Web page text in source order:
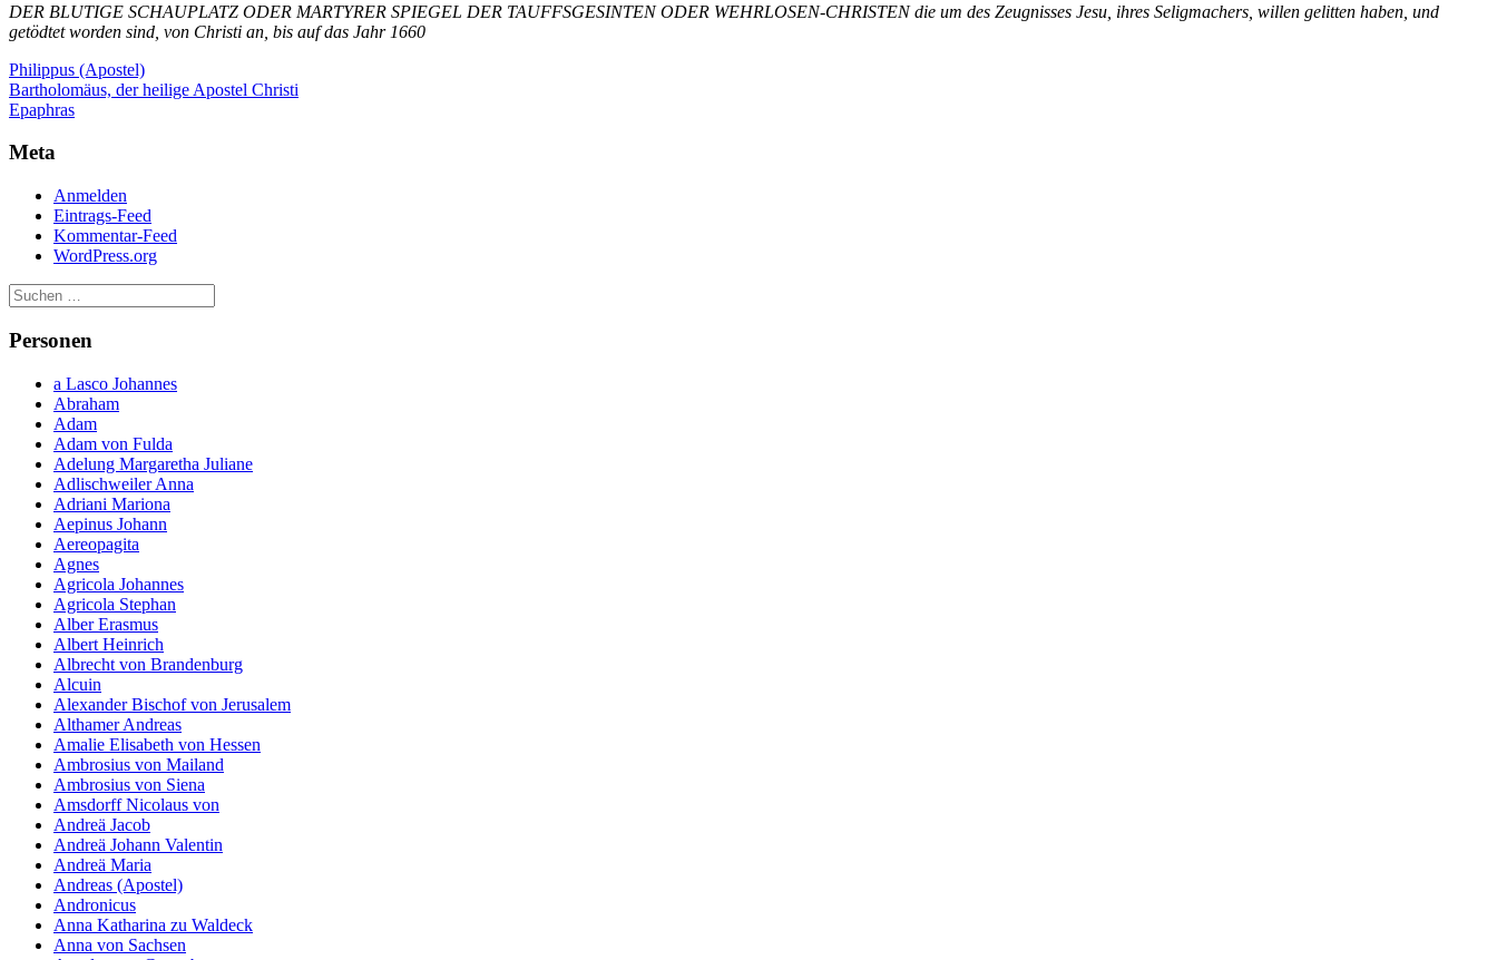
DER BLUTIGE SCHAUPLATZ ODER MARTYRER SPIEGEL DER TAUFFSGESINTEN ODER WEHRLOSEN-CHRISTEN die um des Zeugnisses Jesu, ihres Seligmachers, willen gelitten haben, und
getödtet worden sind, von Christi an, bis auf das Jahr 1660
Philippus (Apostel)
Beitragsnavigation
Bartholomäus, der heilige Apostel Christi
Epaphras
Meta
Anmelden
Eintrags-Feed
Kommentar-Feed
WordPress.org
Personen
a Lasco Johannes
Abraham
Adam
Adam von Fulda
Adelung Margaretha Juliane
Adlischweiler Anna
Adriani Mariona
Aepinus Johann
Aereopagita
Agnes
Agricola Johannes
Agricola Stephan
Alber Erasmus
Albert Heinrich
Albrecht von Brandenburg
Alcuin
Alexander Bischof von Jerusalem
Althamer Andreas
Amalie Elisabeth von Hessen
Ambrosius von Mailand
Ambrosius von Siena
Amsdorff Nicolaus von
Andreä Jacob
Andreä Johann Valentin
Andreä Maria
Andreas (Apostel)
Andronicus
Anna Katharina zu Waldeck
Anna von Sachsen